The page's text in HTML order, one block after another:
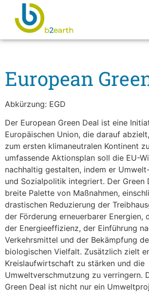
European
Abkürzung: EGD
Der European Green Deal ist eine
Europäischen Union, die darauf
zum ersten klimaneutralen Kontinent
umfassende Aktionsplan soll die EU-
nachhaltig gestalten, indem er
und Sozialpolitik integriert. Der Green
breite Palette von Maßnahmen,
drastischen Reduzierung der
der Förderung erneuerbarer Energien,
der Energieeffizienz, der Einführung
Verkehrsmittel und der Bekämpfung
biologischen Vielfalt. Zusätzlich zielt
Kreislaufwirtschaft zu stärken und die
Umweltverschmutzung zu verringern.
Green Deal ist nicht nur ein